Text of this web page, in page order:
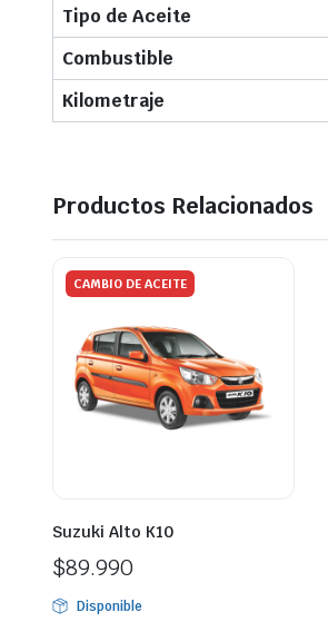
Tipo de Aceite
Combustible
Kilometraje
Productos Relacionados
CAMBIO DE ACEITE
Suzuki Alto K10
$89.990
Disponible